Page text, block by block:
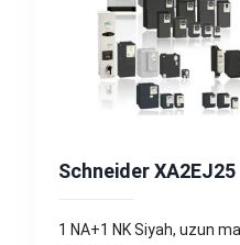
Schneider XA2EJ25
1 NA+1 NK Siyah, uzun